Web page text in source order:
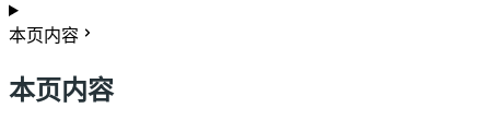
本页内容
本页内容